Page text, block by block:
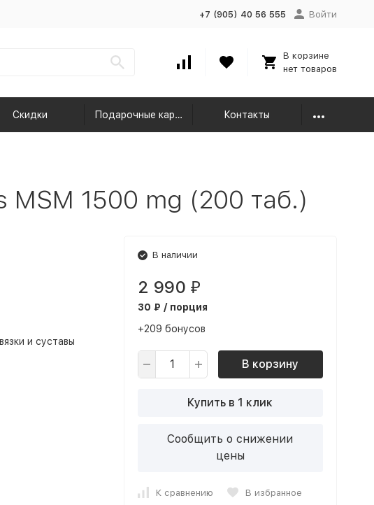
+7 (905) 40 56 555 Войти
В корзине
нет товаров
Скидки Подарочные карты Контакты
1500 mg (200 таб.)
и суставы
В наличии
2 990 ₽
30 ₽ / порция
+209 бонусов
В корзину
Купить в 1 клик
Сообщить о снижении
цены
К сравнению В избранное